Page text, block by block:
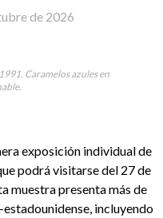
de 2026
1991. Caramelos azules en
exposición individual de
podrá visitarse del 27 de
muestra presenta más de
incluyendo